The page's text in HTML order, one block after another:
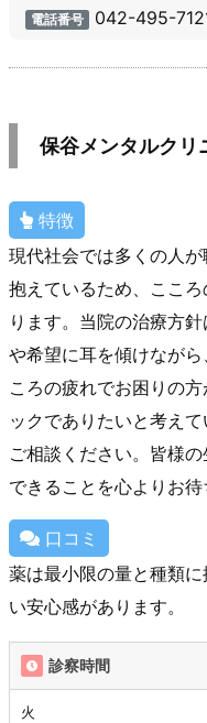
電話番号 042-495-
保谷メンタルクリ
特徴
現代社会では多くの人
抱えているため、ここ
ります。当院の治療方
や希望に耳を傾けなが
ころの疲れでお困りの
ックでありたいと考え
ご相談ください。皆様
できることを心よりお待
口コミ
薬は最小限の量と種類
い安心感があります。
診察時間
火